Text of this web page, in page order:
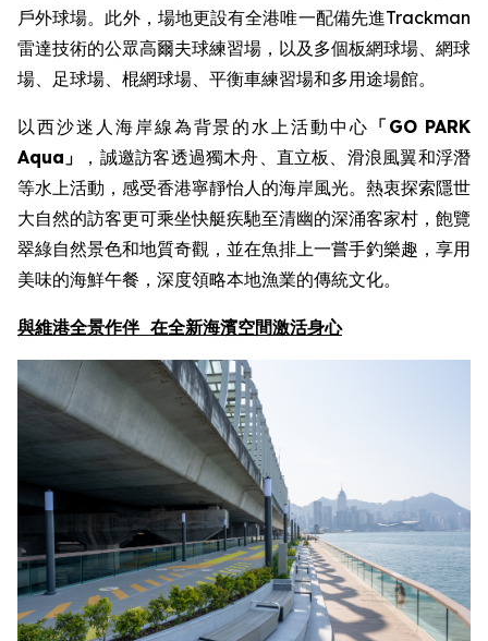
戶外球場。此外，場地更設有全港唯一配備先進Trackman
雷達技術的公眾高爾夫球練習場，以及多個板網球場、網球
場、足球場、棍網球場、平衡車練習場和多用途場館。
以西沙迷人海岸線為背景的水上活動中心 「 GO PARK
Aqua 」
，誠邀訪客透過獨木舟、直立板、滑浪風翼和浮潛
等水上活動，感受香港寧靜怡人的海岸風光。熱衷探索隱世
大自然的訪客更可乘坐快艇疾馳至清幽的深涌客家村，飽覽
翠綠自然景色和地質奇觀，並在魚排上一嘗手釣樂趣，享用
美味的海鮮午餐，深度領略本地漁業的傳統文化。
與維港全景作伴 在全新海濱空間激活身心